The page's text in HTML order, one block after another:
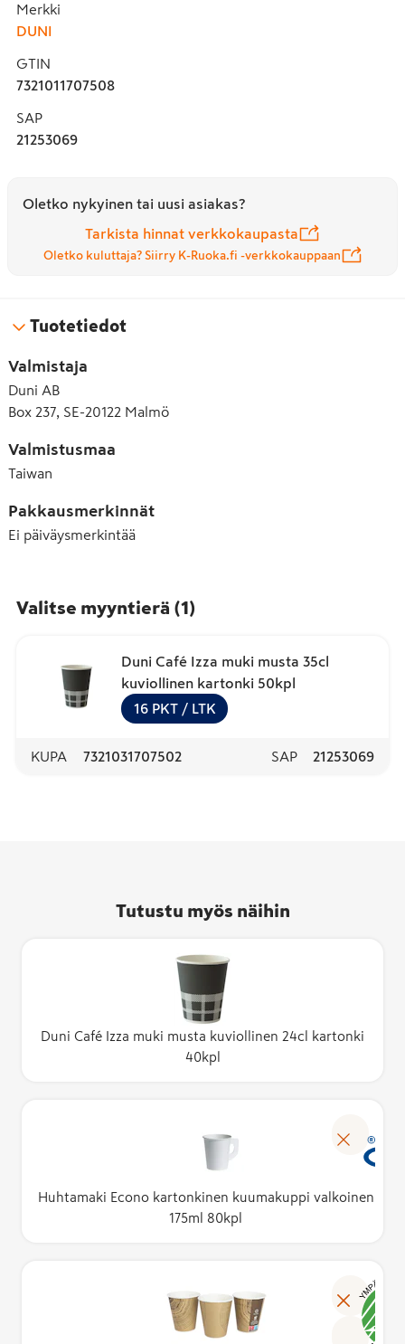
Merkki
DUNI
GTIN
7321011707508
SAP
21253069
Oletko nykyinen tai uusi asiakas?
Tarkista hinnat verkkokaupasta
Oletko kuluttaja? Siirry K-Ruoka.fi -verkkokauppaan
Tuotetiedot
Valmistaja
Duni AB
Box 237, SE-20122 Malmö
Valmistusmaa
Taiwan
Pakkausmerkinnät
Ei päiväysmerkintää
Valitse myyntierä (1)
Duni Café Izza muki musta 35cl
kuviollinen kartonki 50kpl
16 PKT / LTK
KUPA 7321031707502 SAP 21253069
Tutustu myös näihin
Duni Café Izza muki musta kuviollinen 24cl kartonki
40kpl
Huhtamaki Econo kartonkinen kuumakuppi valkoinen
175ml 80kpl